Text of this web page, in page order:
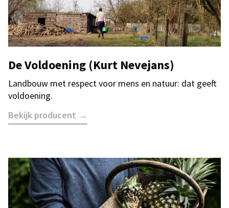
De Voldoening (Kurt Nevejans)
Landbouw met respect voor mens en natuur: dat geeft
voldoening.
Bekijk producent →